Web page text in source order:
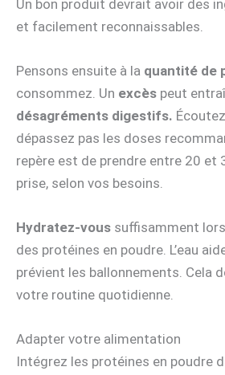
Un bon produit devrait avoir des
et facilement reconnaissables.
Pensons ensuite à la quantité de
consommez. Un excès peut
désagréments digestifs.
dépassez pas les doses
repère est de prendre entre 20 et
prise, selon vos besoins.
Hydratez-vous suffisamment
des protéines en poudre. L’eau
prévient les ballonnements. Cela
votre routine quotidienne.
Adapter votre alimentation
Intégrez les protéines en poudre